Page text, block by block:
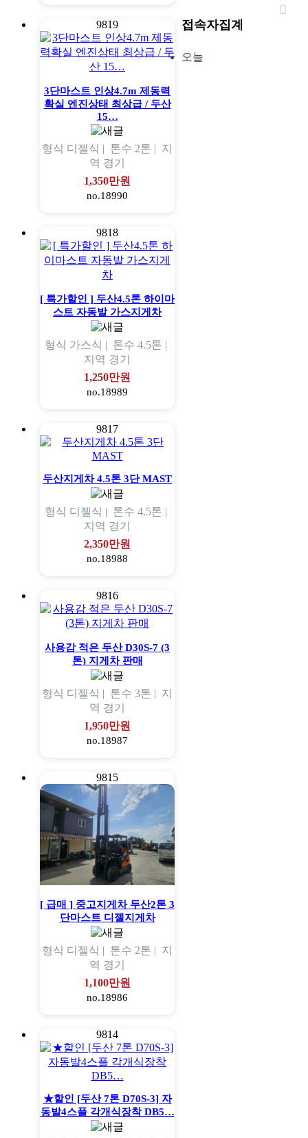
9819
3단마스트 인상4.7m 제동력
확실 엔진상태 최상급 / 두산
15…
형식 디젤식 | 톤수 2톤 | 지
역 경기
1,350만원
no.18990
9818
[ 특가할인 ] 두산4.5톤 하이마
스트 자동발 가스지게차
형식 가스식 | 톤수 4.5톤 |
지역 경기
1,250만원
no.18989
9817
두산지게차 4.5톤 3단 MAST
형식 디젤식 | 톤수 4.5톤 |
지역 경기
2,350만원
no.18988
9816
사용감 적은 두산 D30S-7 (3
톤) 지게차 판매
형식 디젤식 | 톤수 3톤 | 지
역 경기
1,950만원
no.18987
9815
[ 급매 ] 중고지게차 두산2톤 3
단마스트 디젤지게차
형식 디젤식 | 톤수 2톤 | 지
역 경기
1,100만원
no.18986
9814
★할인 [두산 7톤 D70S-3] 자
동발4스플 각개식장착 DB5…
접속자집계
오늘